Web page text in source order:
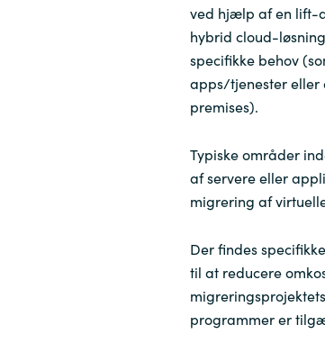
ved hjælp af en lift-
hybrid cloud-
specifikke behov
apps/tjenester eller
premises).
Typiske områder
af servere eller
migrering af
Der findes
til at reducere
programmer er